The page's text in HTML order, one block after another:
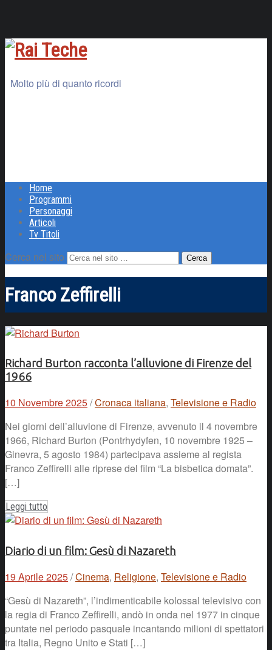
Molto più di quanto ricordi
Home
Programmi
Personaggi
Articoli
Tv Titoli
Cerca nel sito
Franco Zeffirelli
Richard Burton racconta l’alluvione di Firenze del
1966
10 Novembre 2025/Cronaca italiana, Televisione e Radio
Nei giorni dell’alluvione di Firenze, avvenuto il 4 novembre
1966, Richard Burton (Pontrhydyfen, 10 novembre 1925 –
Ginevra, 5 agosto 1984) partecipava assieme al regista
Franco Zeffirelli alle riprese del film “La bisbetica domata”.
[…]
Leggi tutto
Diario di un film: Gesù di Nazareth
19 Aprile 2025/Cinema, Religione, Televisione e Radio
“Gesù di Nazareth”, l’indimenticabile kolossal televisivo con
la regia di Franco Zeffirelli, andò in onda nel 1977 in cinque
puntate nel periodo pasquale incantando milioni di spettatori
tra Italia, Regno Unito e Stati […]